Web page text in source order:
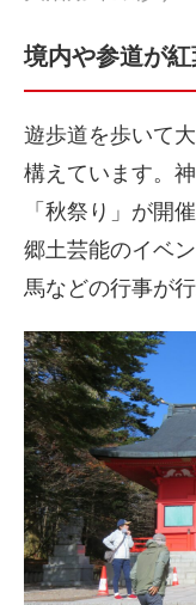
境内や参道が
遊歩道を歩いて
構えています。
「秋祭り」が開
郷土芸能のイベ
馬などの行事が